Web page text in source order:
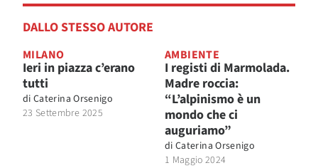
DALLO STESSO AUTORE
MILANO
Ieri in piazza c’erano
tutti
di Caterina Orsenigo
23 Settembre 2025
AMBIENTE
I registi di Marmolada.
Madre roccia:
“L’alpinismo è un
mondo che ci
auguriamo”
di Caterina Orsenigo
1 Maggio 2024